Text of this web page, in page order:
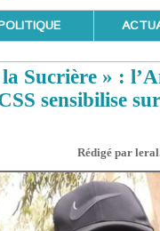
Sucrière » :
sensibilise
Rédigé par